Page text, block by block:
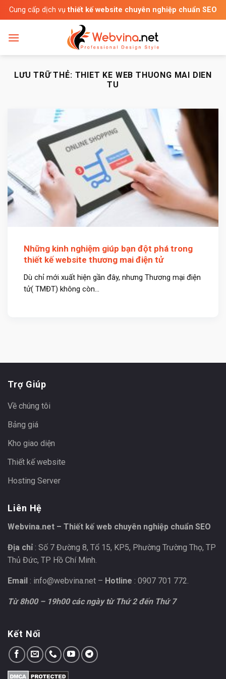
qua
dung
Cung cấp dịch vụ thiết kế website chuyên nghiệp chuẩn SEO
LƯU TRỮ THẺ: THIET KE WEB THUONG MAI DIEN
TU
Những kinh nghiệm giúp bạn đột phá trong
thiết kế website thương mai điện tử
Dù chỉ mới xuất hiện gần đây, nhưng Thương mại điện
tử( TMĐT) không còn...
Trợ Giúp
Về chúng tôi
Bảng giá
Kho giao diện
Thiết kế website
Hosting Server
Liên Hệ
Webvina.net – Thiết kế web chuyên nghiệp chuẩn SEO
Địa chỉ : Số 7 Đường 8, Tổ 15, KP5, Phường Trường Thọ, TP
Thủ Đức, TP Hồ Chí Minh.
Email : info@webvina.net – Hotline : 0907 701 772.
Từ 8h00 – 19h00 các ngày từ Thứ 2 đến Thứ 7
Kết Nối